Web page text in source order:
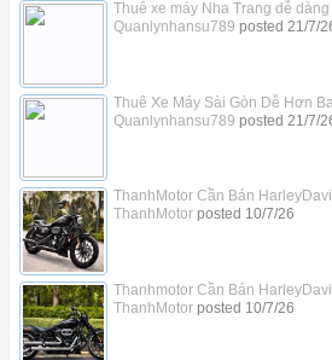
Thuê xe máy Nha Trang dễ
Quanlynhansu789 posted 21/7/
Thuê Xe Máy Sài Gòn Dễ Hơn
Quanlynhansu789 posted 21/7/
ThanhMotor Cần Bán
ThanhMotorposted 10/7/26
Thanhmotor Cần Bán
ThanhMotorposted 10/7/26